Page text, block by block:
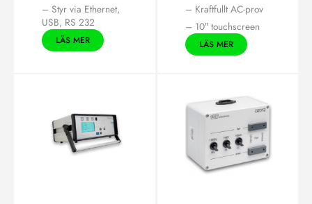
– Styr via Ethernet,
USB, RS 232
LÄS MER
– Kraftfullt AC-prov
– 10″ touchscreen
LÄS MER